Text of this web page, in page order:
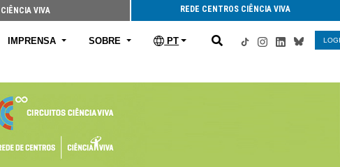
CIÊNCIA VIVA REDE CENTROS CIÊNCIA VIVA
IMPRENSA SOBRE PT